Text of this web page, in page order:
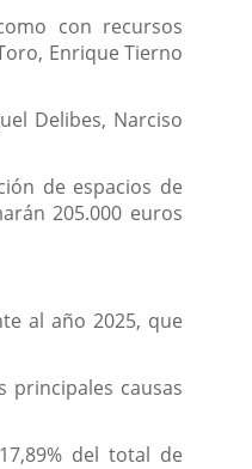
con recursos
Enrique Tierno
Delibes, Narciso
de espacios de
205.000 euros
al año 2025, que
principales causas
del total de